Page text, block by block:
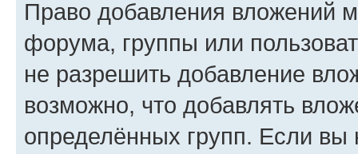
Право добавления вложений
форума, группы или
не разрешить добавление
возможно, что добавлять
определённых групп. Если вы